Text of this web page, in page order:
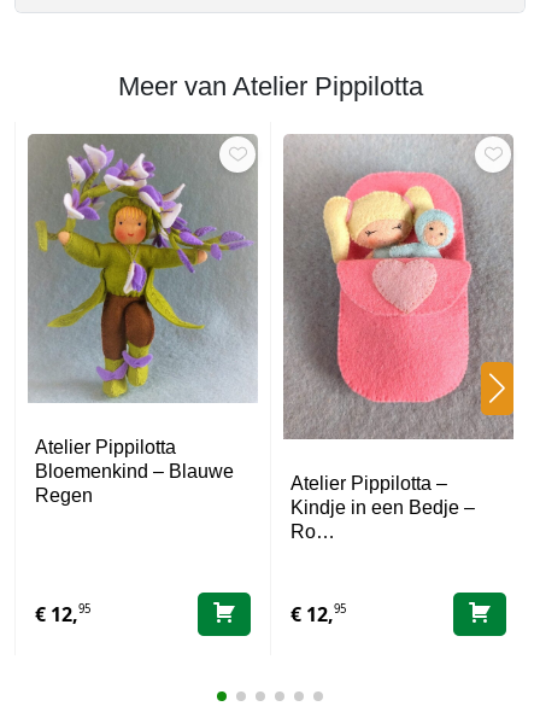
Meer van Atelier Pippilotta
Atelier Pippilotta
Bloemenkind – Blauwe
Regen
€ 12,95
Atelier Pippilotta –
Kindje in een Bedje –
Ro…
€ 12,95